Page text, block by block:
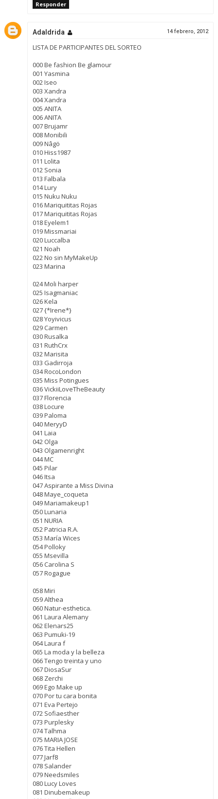
Responder
Adaldrida 14 febrero, 2012
LISTA DE PARTICIPANTES DEL SORTEO
000 Be fashion Be glamour
001 Yasmina
002 Iseo
003 Xandra
004 Xandra
005 ANITA
006 ANITA
007 Brujamr
008 Monibili
009 Nâgö
010 Hiss1987
011 Lolita
012 Sonia
013 Falbala
014 Lury
015 Nuku Nuku
016 Mariquititas Rojas
017 Mariquititas Rojas
018 Eyelem1
019 Missmariai
020 Luccalba
021 Noah
022 No sin MyMakeUp
023 Marina
024 Moli harper
025 Isagmaniac
026 Kela
027 {*Irene*}
028 Yoyivicus
029 Carmen
030 Rusalka
031 RuthCrx
032 Marisita
033 Gadirroja
034 RocoLondon
035 Miss Potingues
036 VickiiLoveTheBeauty
037 Florencia
038 Locure
039 Paloma
040 MeryyD
041 Laia
042 Olga
043 Olgamenright
044 MC
045 Pilar
046 Itsa
047 Aspirante a Miss Divina
048 Maye_coqueta
049 Mariamakeup1
050 Lunaria
051 NURIA
052 Patricia R.A.
053 María Wices
054 Polloky
055 Msevilla
056 Carolina S
057 Rogague
058 Miri
059 Althea
060 Natur-esthetica.
061 Laura Alemany
062 Elenars25
063 Pumuki-19
064 Laura f
065 La moda y la belleza
066 Tengo treinta y uno
067 DiosaSur
068 Zerchi
069 Ego Make up
070 Por tu cara bonita
071 Eva Pertejo
072 Sofiaesther
073 Purplesky
074 Talhma
075 MARIA JOSE
076 Tita Hellen
077 Jarf8
078 Salander
079 Needsmiles
080 Lucy Loves
081 Dinubemakeup